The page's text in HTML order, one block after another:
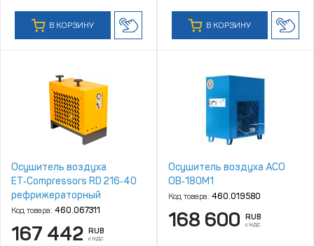
В КОРЗИНУ В КОРЗИНУ
Осушитель воздуха
ET‑Compressors RD 216‑40
рефрижераторный
Код товара: 460.067311
167 442 RUB
с НДС
Осушитель воздуха АСО
ОВ‑180М1
Код товара: 460.019580
168 600 RUB
с НДС